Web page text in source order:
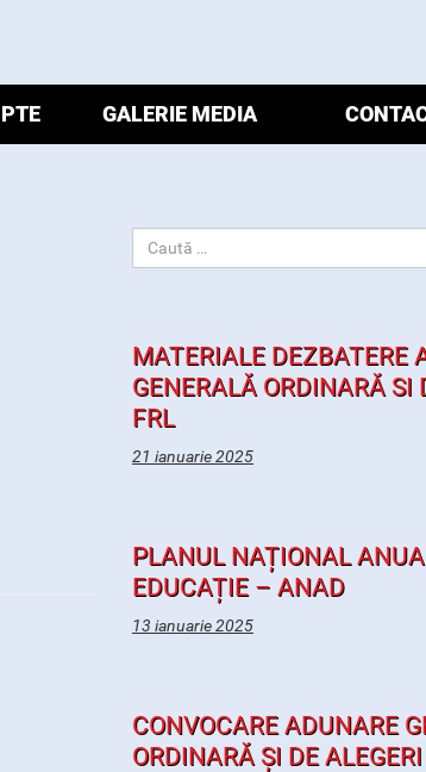
GALERIE MEDIA
MATERIALE DEZBATERE
GENERALĂ ORDINARĂ SI
FRL
21 ianuarie 2025
PLANUL NAȚIONAL
EDUCAȚIE – ANAD
13 ianuarie 2025
CONVOCARE ADUNARE
ORDINARĂ ȘI DE